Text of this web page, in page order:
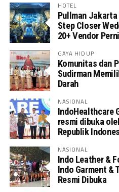
HOTEL
Pullman Jakarta
Step Closer
20+ Vendor
GAYA HIDUP
Komunitas dan
Sudirman
Darah
NASIONAL
IndoHealthcare
resmi dibuka
Republik
NASIONAL
Indo Leather &
Indo Garment &
Resmi Dibuka